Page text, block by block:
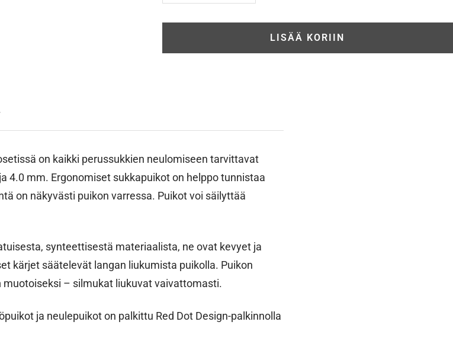
LISÄÄ KORIIN
on kaikki perussukkien neulomiseen tarvittavat
4.0 mm. Ergonomiset sukkapuikot on helppo tunnistaa
on näkyvästi puikon varressa. Puikot voi säilyttää
synteettisestä materiaalista, ne ovat kevyet ja
kärjet säätelevät langan liukumista puikolla. Puikon
– silmukat liukuvat vaivattomasti.
ja neulepuikot on palkittu Red Dot Design-palkinnolla